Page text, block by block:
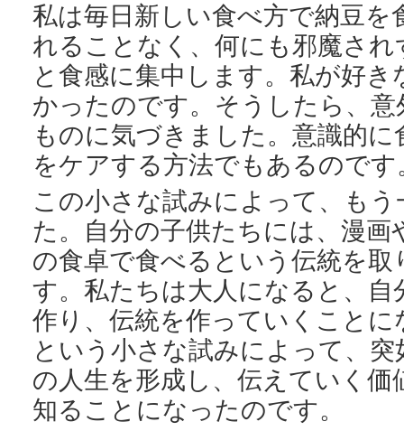
私は毎日新しい食べ方で納豆を
れることなく、何にも邪魔さ
と食感に集中します。私が好
かったのです。そうしたら、
ものに気づきました。意識的
をケアする方法でもあるのです
この小さな試みによって、も
た。自分の子供たちには、漫
の食卓で食べるという伝統を
す。私たちは大人になると、
作り、伝統を作っていくこと
という小さな試みによって、
の人生を形成し、伝えていく
知ることになったのです。